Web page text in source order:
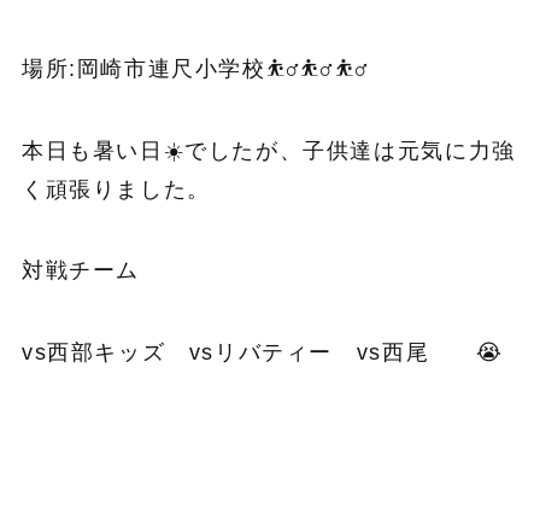
場所:岡崎市連尺小学校 ⛹️‍♂️⛹️‍♂️⛹️‍♂️
本日も暑い日☀️でしたが、子供達は元気に力強
く頑張りました。
対戦チーム
vs西部キッズ vsリバティー vs西尾 😭